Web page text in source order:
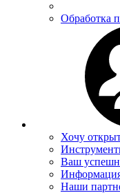
Обработка
Хочу
Ваш
Наши